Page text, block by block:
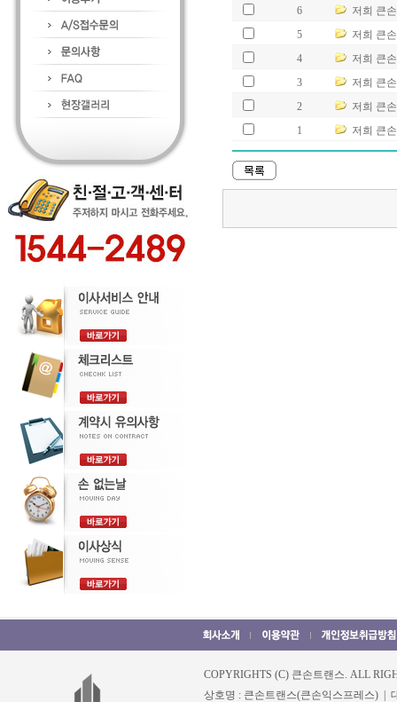
6
저희 큰
5
저희 큰
4
저희 큰
3
저희 큰
2
저희 큰
1
저희 큰
COPYRIGHTS (C) 큰손트랜스. ALL
상호명 : 큰손트랜스(큰손익스프레스) |